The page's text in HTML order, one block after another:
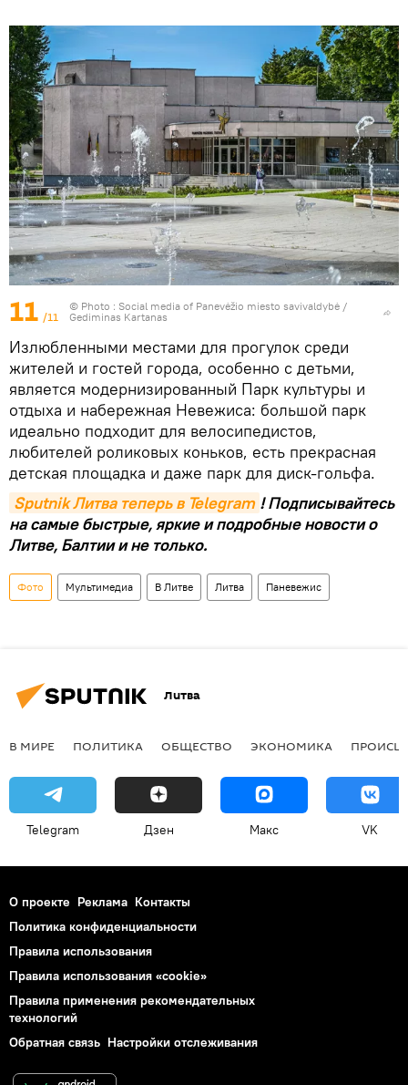
11 /11
© Photo : Social media of Panevėžio miesto savivaldybė /
Gediminas Kartanas
Излюбленными местами для прогулок среди
жителей и гостей города, особенно с детьми,
является модернизированный Парк культуры и
отдыха и набережная Невежиса: большой парк
идеально подходит для велосипедистов,
любителей роликовых коньков, есть прекрасная
детская площадка и даже парк для диск-гольфа.
Sputnik Литва теперь в Telegram ! Подписывайтесь
на самые быстрые, яркие и подробные новости о
Литве, Балтии и не только.
Фото Мультимедиа В Литве Литва Паневежис
Литва
В МИРЕ ПОЛИТИКА ОБЩЕСТВО ЭКОНОМИКА
Telegram Дзен Макс VK
О проекте Реклама Контакты
Политика конфиденциальности
Правила использования
Правила использования «cookie»
Правила применения рекомендательных
технологий
Обратная связь Настройки отслеживания